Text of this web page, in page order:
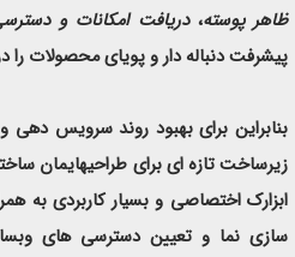
ظاهر پوسته،دریافت امکانات و
پیشرفت دنباله دار و پویای محصولات را
بنابراین برای بهبود روند سرویس
ابزارک اختصاصی و بسیار کاربردی به
سازی نما و تعیین دسترسی های